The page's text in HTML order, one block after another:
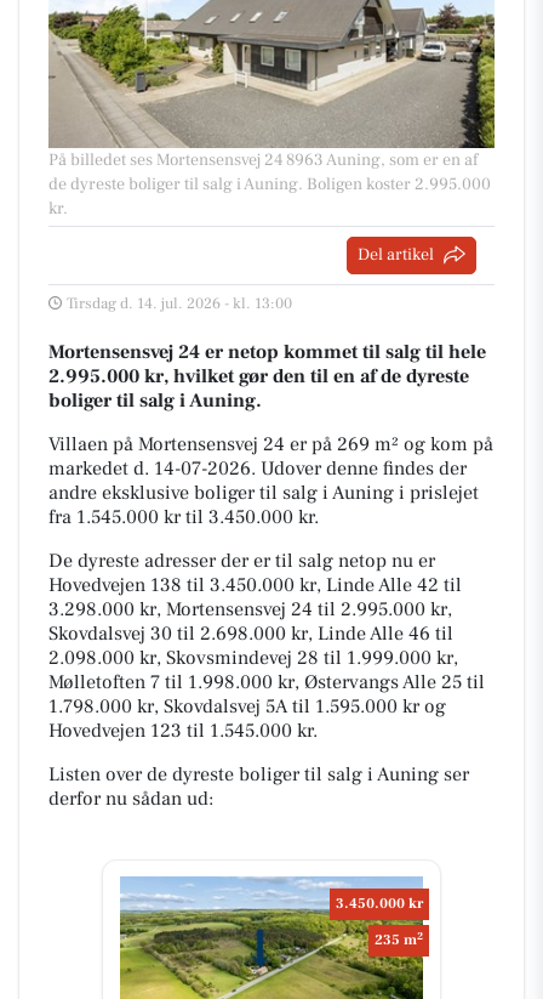
På billedet ses Mortensensvej 24 8963 Auning, som er en af
de dyreste boliger til salg i Auning. Boligen koster 2.995.000
kr.
Del artikel
Tirsdag d. 14. jul. 2026 - kl. 13:00
Mortensensvej 24 er netop kommet til salg til hele
2.995.000 kr, hvilket gør den til en af de dyreste
boliger til salg i Auning.
Villaen på Mortensensvej 24 er på 269 m² og kom på
markedet d. 14-07-2026. Udover denne findes der
andre eksklusive boliger til salg i Auning i prislejet
fra 1.545.000 kr til 3.450.000 kr.
De dyreste adresser der er til salg netop nu er
Hovedvejen 138 til 3.450.000 kr, Linde Alle 42 til
3.298.000 kr, Mortensensvej 24 til 2.995.000 kr,
Skovdalsvej 30 til 2.698.000 kr, Linde Alle 46 til
2.098.000 kr, Skovsmindevej 28 til 1.999.000 kr,
Mølletoften 7 til 1.998.000 kr, Østervangs Alle 25 til
1.798.000 kr, Skovdalsvej 5A til 1.595.000 kr og
Hovedvejen 123 til 1.545.000 kr.
Listen over de dyreste boliger til salg i Auning ser
derfor nu sådan ud:
3.450.000 kr
235 m2